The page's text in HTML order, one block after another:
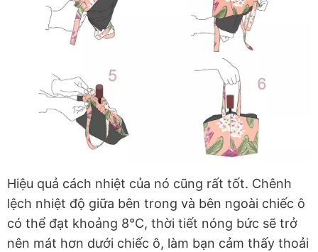
Hiệu quả cách nhiệt của nó cũng rất tốt. Chênh
lệch nhiệt độ giữa bên trong và bên ngoài chiếc ô
có thể đạt khoảng 8°C, thời tiết nóng bức sẽ trở
nên mát hơn dưới chiếc ô, làm bạn cảm thấy thoải